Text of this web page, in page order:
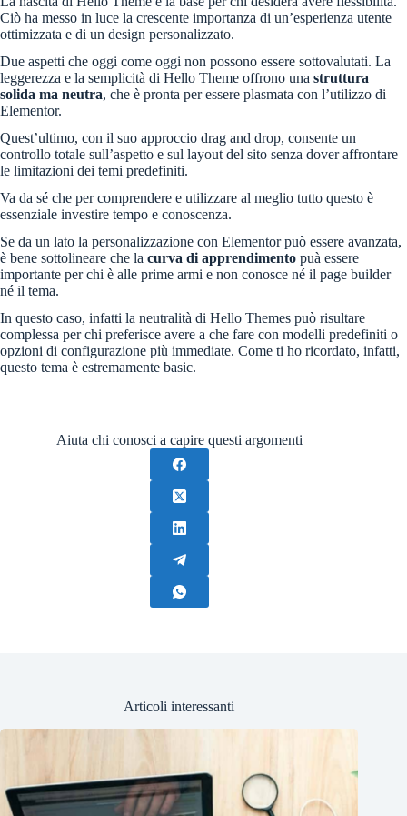
Ciò ha messo in luce la crescente importanza di un’esperienza utente
ottimizzata e di un design personalizzato.
Due aspetti che oggi come oggi non possono essere sottovalutati. La
leggerezza e la semplicità di Hello Theme offrono una struttura
solida ma neutra, che è pronta per essere plasmata con l’utilizzo di
Elementor.
Quest’ultimo, con il suo approccio drag and drop, consente un
controllo totale sull’aspetto e sul layout del sito senza dover affrontare
le limitazioni dei temi predefiniti.
Va da sé che per comprendere e utilizzare al meglio tutto questo è
essenziale investire tempo e conoscenza.
Se da un lato la personalizzazione con Elementor può essere avanzata,
è bene sottolineare che la curva di apprendimento puà essere
importante per chi è alle prime armi e non conosce né il page builder
né il tema.
In questo caso, infatti la neutralità di Hello Themes può risultare
complessa per chi preferisce avere a che fare con modelli predefiniti o
opzioni di configurazione più immediate. Come ti ho ricordato, infatti,
questo tema è estremamente basic.
Aiuta chi conosci a capire questi argomenti
Articoli interessanti